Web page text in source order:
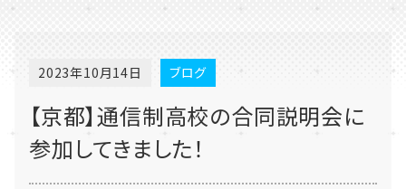
2023年10月14日 ブログ
【京都】通信制高校の合同説明会に
参加してきました！